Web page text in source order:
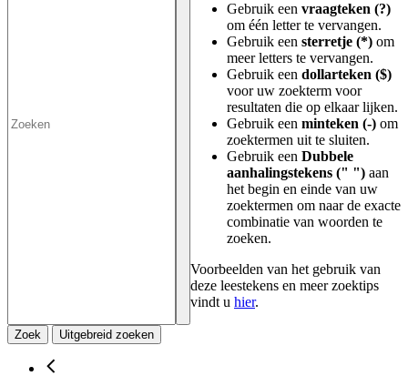
Gebruik een vraagteken (?)
om één letter te vervangen.
Gebruik een sterretje (*) om
meer letters te vervangen.
Gebruik een dollarteken ($)
voor uw zoekterm voor
resultaten die op elkaar lijken.
Gebruik een minteken (-) om
zoektermen uit te sluiten.
Gebruik een Dubbele
aanhalingstekens (" ") aan
het begin en einde van uw
zoektermen om naar de exacte
combinatie van woorden te
zoeken.
Voorbeelden van het gebruik van
deze leestekens en meer zoektips
vindt u hier.
Zoek Uitgebreid zoeken